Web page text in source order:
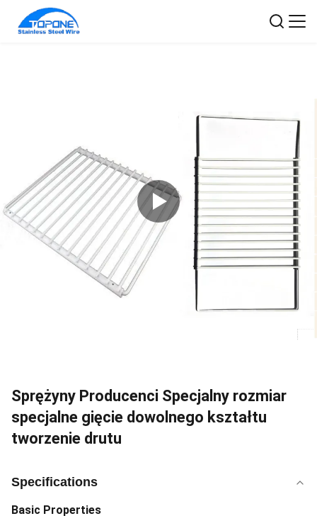
Sprężyny Producenci Specjalny rozmiar
specjalne gięcie dowolnego kształtu
tworzenie drutu
Specifications
Basic Properties